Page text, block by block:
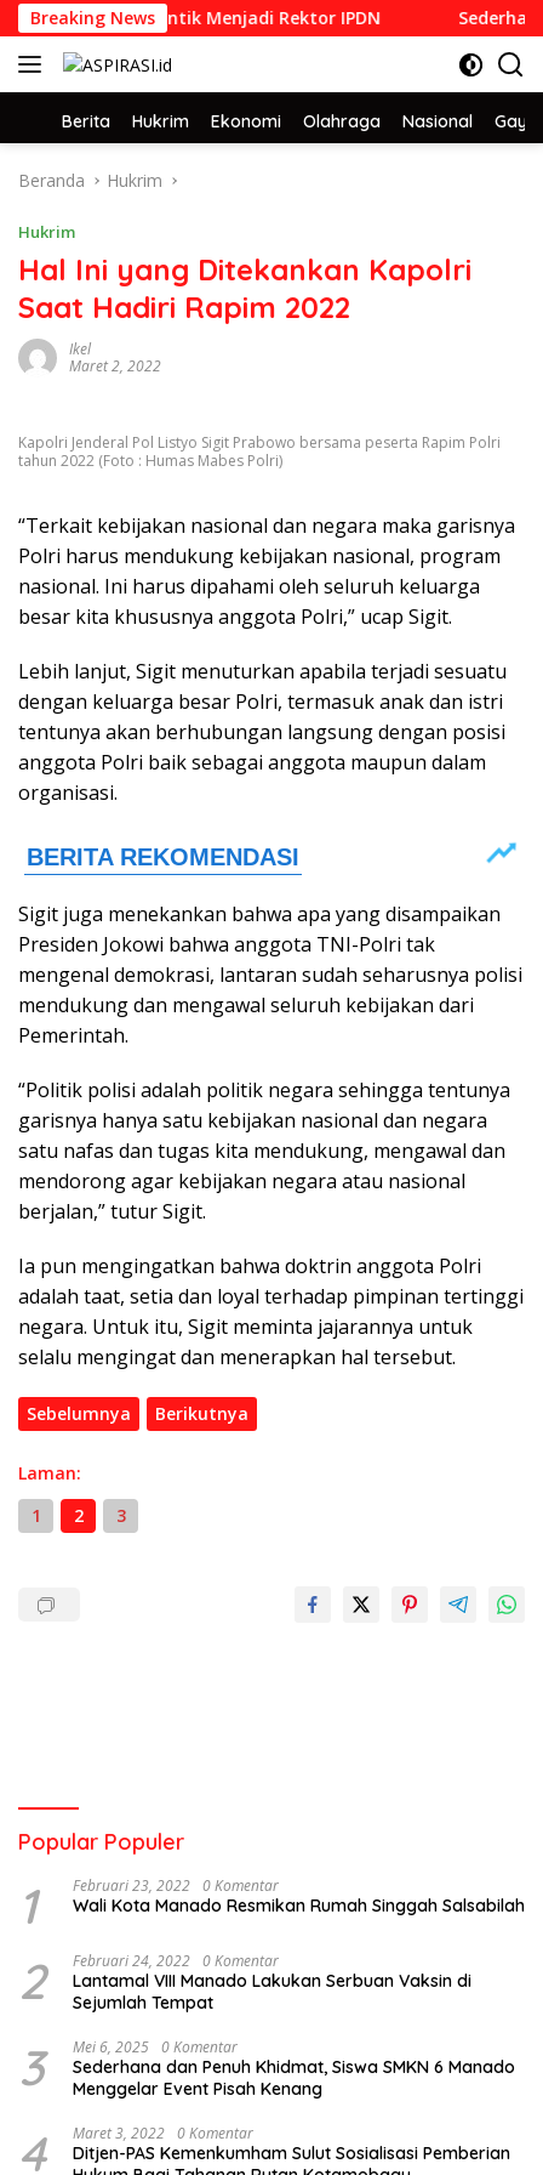
Langsung
ke
konten
Breaking News
yang Dilantik Menjadi Rektor IPDN Sederhana
Home
Berita Hukrim Ekonomi Olahraga Nasional Gaya
Beranda Hukrim
Hukrim
Hal Ini yang Ditekankan Kapolri
Saat Hadiri Rapim 2022
Ikel
Maret 2, 2022
Kapolri Jenderal Pol Listyo Sigit Prabowo bersama peserta Rapim Polri
tahun 2022 (Foto : Humas Mabes Polri)
“Terkait kebijakan nasional dan negara maka garisnya
Polri harus mendukung kebijakan nasional, program
nasional. Ini harus dipahami oleh seluruh keluarga
besar kita khususnya anggota Polri,” ucap Sigit.
Lebih lanjut, Sigit menuturkan apabila terjadi sesuatu
dengan keluarga besar Polri, termasuk anak dan istri
tentunya akan berhubungan langsung dengan posisi
anggota Polri baik sebagai anggota maupun dalam
organisasi.
Sigit juga menekankan bahwa apa yang disampaikan
Presiden Jokowi bahwa anggota TNI-Polri tak
mengenal demokrasi, lantaran sudah seharusnya polisi
mendukung dan mengawal seluruh kebijakan dari
Pemerintah.
“Politik polisi adalah politik negara sehingga tentunya
garisnya hanya satu kebijakan nasional dan negara
satu nafas dan tugas kita mendukung, mengawal dan
mendorong agar kebijakan negara atau nasional
berjalan,” tutur Sigit.
Ia pun mengingatkan bahwa doktrin anggota Polri
adalah taat, setia dan loyal terhadap pimpinan tertinggi
negara. Untuk itu, Sigit meminta jajarannya untuk
selalu mengingat dan menerapkan hal tersebut.
Sebelumnya Berikutnya
Laman:
1
2 3
Popular Populer
1 Februari 23, 2022 0 Komentar
Wali Kota Manado Resmikan Rumah Singgah Salsabilah
2 Februari 24, 2022 0 Komentar
Lantamal VIII Manado Lakukan Serbuan Vaksin di
Sejumlah Tempat
3 Mei 6, 2025 0 Komentar
Sederhana dan Penuh Khidmat, Siswa SMKN 6 Manado
Menggelar Event Pisah Kenang
4 Maret 3, 2022 0 Komentar
Ditjen-PAS Kemenkumham Sulut Sosialisasi Pemberian